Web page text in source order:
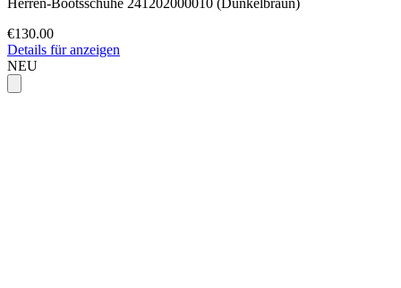
Herren-Bootsschuhe 241202000010 (Dunkelbraun)
€130.00
Details für anzeigen
NEU